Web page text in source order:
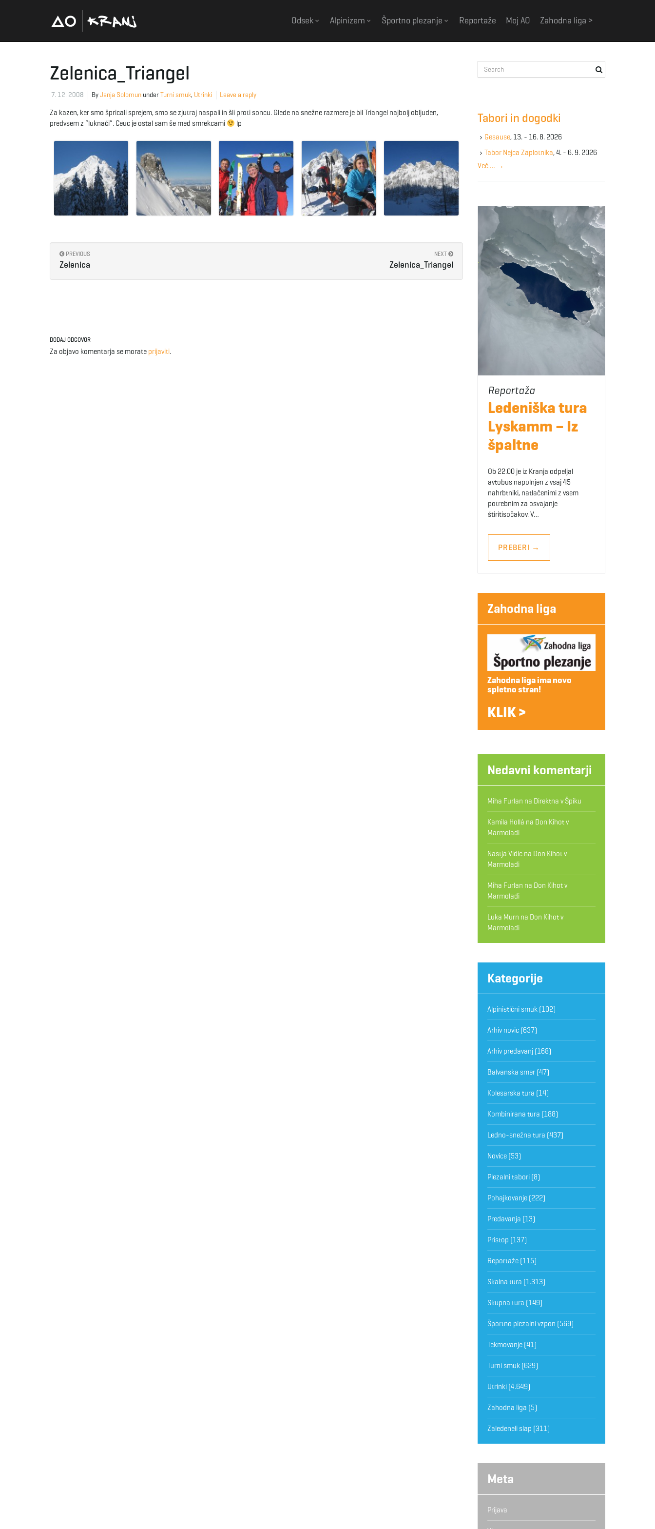
Odsek Alpinizem Športno plezanje Reportaže Moj AO Zahodna liga >
Zelenica_Triangel
7. 12. 2008 ByJanja Solomun underTurni smuk, Utrinki Leave a reply
Za kazen, ker smo špricali sprejem, smo se zjutraj naspali in šli proti soncu. Glede na snežne razmere je bil Triangel najbolj obljuden,
predvsem z “luknači”. Ceuc je ostal sam še med smrekcami
lp
PREVIOUS
Zelenica
NEXT
Zelenica_Triangel
DODAJ ODGOVOR
Za objavo komentarja se morate prijaviti.
e
e
y
w
r
Tabori in dogodki
Gesause, 13. - 16. 8. 2026
Tabor Nejca Zaplotnika, 4. - 6. 9. 2026
Več … →
Ledeniška tura
Lyskamm – Iz
špaltne
Ob 22.00 je iz Kranja odpeljal
avtobus napolnjen z vsaj 45
nahrbtniki, natlačenimi z vsem
potrebnim za osvajanje
štiritisočakov. V…
PREBERI →
Zahodna liga
Zahodna liga ima novo
spletno stran!
KLIK >
Nedavni komentarji
Miha Furlan na Direktna v Špiku
Kamila Hollá na Don Kihot v
Marmoladi
Nastja Vidicna Don Kihot v
Marmoladi
Miha Furlan na Don Kihot v
Marmoladi
Luka Murn na Don Kihot v
Marmoladi
Kategorije
Alpinistični smuk(102)
Arhiv novic(637)
Arhiv predavanj(168)
Balvanska smer(47)
Kolesarska tura (14)
Kombinirana tura (188)
Ledno-snežna tura (437)
Novice(53)
Plezalni tabori(8)
Pohajkovanje(222)
Predavanja (13)
Pristop (137)
Reportaže(115)
Skalna tura (1.313)
Skupna tura (149)
Športno plezalni vzpon (569)
Tekmovanje(41)
Turni smuk(629)
Utrinki(4.649)
Zahodna liga (5)
Zaledeneli slap (311)
Meta
Prijava